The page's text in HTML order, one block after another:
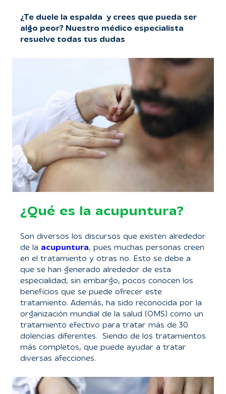
¿Te duele la espalda y crees que pueda ser
algo peor? Nuestro médico especialista
resuelve todas tus dudas
¿Qué es la acupuntura?
Son diversos los discursos que existen alrededor
de la acupuntura, pues muchas personas creen
en el tratamiento y otras no. Esto se debe a
que se han generado alrededor de esta
especialidad, sin embargo, pocos conocen los
beneficios que se puede ofrecer este
tratamiento. Además, ha sido reconocida por la
organización mundial de la salud (OMS) como un
tratamiento efectivo para tratar más de 30
dolencias diferentes. Siendo de los tratamientos
más completos, que puede ayudar a tratar
diversas afecciones.